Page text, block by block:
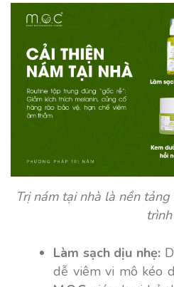
Trị nám tại nhà là nền
trình
Làm sạch dịu nhẹ:
dễ viêm vi mô kéo